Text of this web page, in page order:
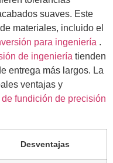
suaves. Este
materiales, incluido el
para ingeniería .
de ingeniería tienden
entrega más largos. La
ventajas y
fundición de precisión
Desventajas